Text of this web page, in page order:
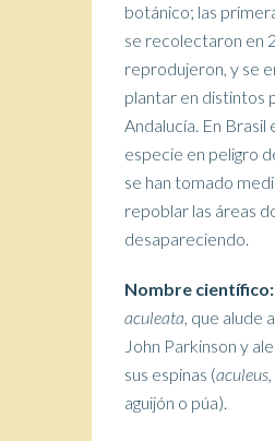
botánico; las
se recolectaron en
reprodujeron, y se
plantar en distintos
Andalucía. En Brasil
especie en peligro
se han tomado
repoblar las áreas
desapareciendo.
Nombre científico:
aculeata, que alude
John Parkinson y
sus espinas (aculeus,
aguijón o púa).